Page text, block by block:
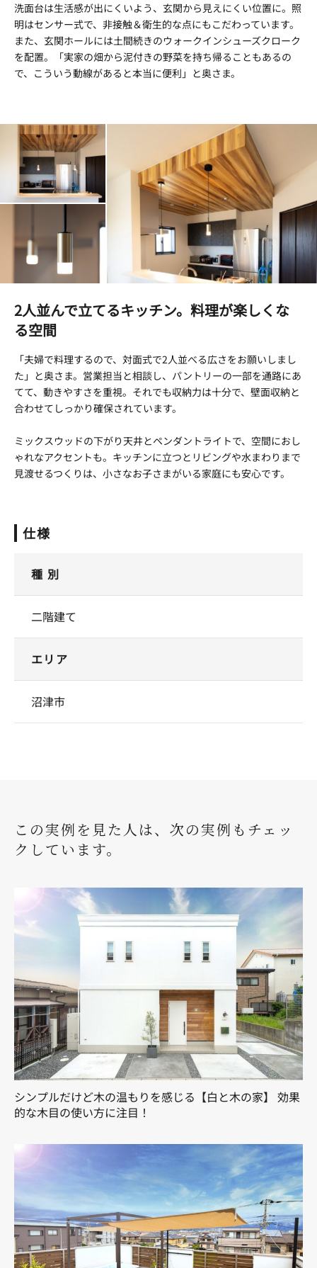
洗面台は生活感が出にくいよう、玄関から見えにくい位置に。照
明はセンサー式で、非接触＆衛生的な点にもこだわっています。
また、玄関ホールには土間続きのウォークインシューズクローク
を配置。「実家の畑から泥付きの野菜を持ち帰ることもあるの
で、こういう動線があると本当に便利」と奥さま。
2人並んで立てるキッチン。料理が楽しくな
る空間
「夫婦で料理するので、対面式で2人並べる広さをお願いしまし
た」と奥さま。営業担当と相談し、パントリーの一部を通路にあ
てて、動きやすさを重視。それでも収納力は十分で、壁面収納と
合わせてしっかり確保されています。
ミックスウッドの下がり天井とペンダントライトで、空間におし
ゃれなアクセントも。キッチンに立つとリビングや水まわりまで
見渡せるつくりは、小さなお子さまがいる家庭にも安心です。
仕様
種 別
二階建て
エリア
沼津市
この実例を見た人は、次の実例もチェッ
クしています。
シンプルだけど木の温もりを感じる【白と木の家】 効果
的な木目の使い方に注目！